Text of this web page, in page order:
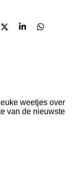
D
S
D
weetjes over
van de nieuwste